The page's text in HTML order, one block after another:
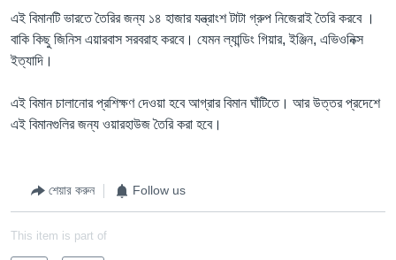
এই বিমানটি ভারতে তৈরির জন্য ১৪ হাজার যন্ত্রাংশ টাটা গ্রুপ নিজেরাই তৈরি করবে ।
বাকি কিছু জিনিস এয়ারবাস সরবরাহ করবে। যেমন ল্যান্ডিং গিয়ার, ইঞ্জিন, এভিওনিক্স
ইত্যাদি।
এই বিমান চালানোর প্রশিক্ষণ দেওয়া হবে আগ্রার বিমান ঘাঁটিতে। আর উত্তর প্রদেশে
এই বিমানগুলির জন্য ওয়ারহাউজ তৈরি করা হবে।
শেয়ার করুন Follow us
This item is part of